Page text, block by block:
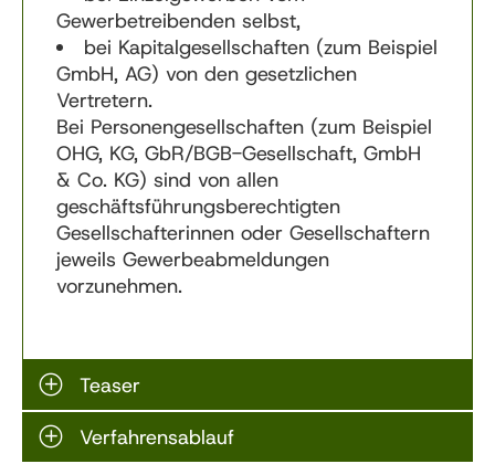
Gewerbetreibenden selbst,
bei Kapitalgesellschaften (zum Beispiel
GmbH, AG) von den gesetzlichen
Vertretern.
Bei Personengesellschaften (zum Beispiel
OHG, KG, GbR/BGB-Gesellschaft, GmbH
& Co. KG) sind von allen
geschäftsführungsberechtigten
Gesellschafterinnen oder Gesellschaftern
jeweils Gewerbeabmeldungen
vorzunehmen.
Teaser
Verfahrensablauf